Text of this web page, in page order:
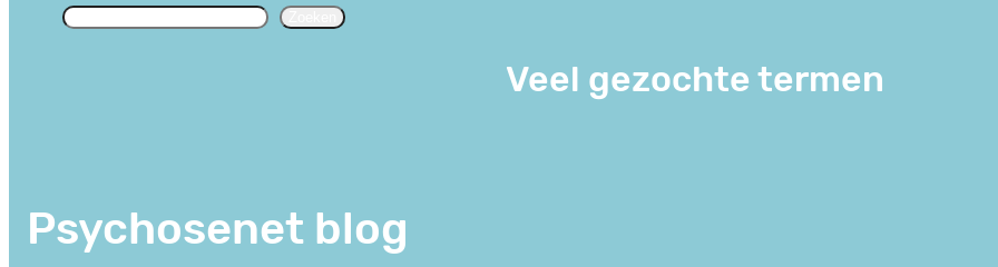
Veel gezochte termen
Psychosenet blog